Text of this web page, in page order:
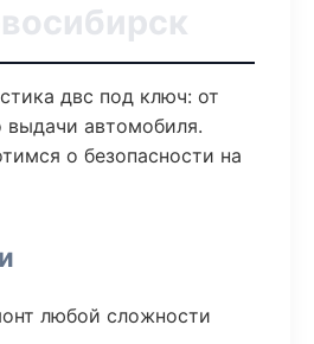
двс под ключ: от
выдачи автомобиля.
о безопасности на
любой сложности